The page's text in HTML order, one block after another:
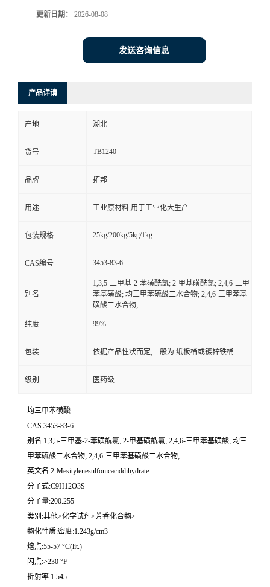
更新日期： 2026-08-08
发送咨询信息
产品详请
产地 湖北
货号 TB1240
品牌 拓邦
用途 工业原材料,用于工业化大生产
包装规格 25kg/200kg/5kg/1kg
CAS编号 3453-83-6
别名
1,3,5-三甲基-2-苯磺酰氯; 2-甲基磺酰氯; 2,4,6-三甲
苯基磺酸; 均三甲苯硫酸二水合物; 2,4,6-三甲苯基
磺酸二水合物;
纯度 99%
包装 依据产品性状而定,一般为:纸板桶或镀锌铁桶
级别 医药级
均三甲苯磺酸
CAS:3453-83-6
别名:1,3,5-三甲基-2-苯磺酰氯; 2-甲基磺酰氯; 2,4,6-三甲苯基磺酸; 均三
甲苯硫酸二水合物; 2,4,6-三甲苯基磺酸二水合物;
英文名:2-Mesitylenesulfonicaciddihydrate
分子式:C9H12O3S
分子量:200.255
类别:其他>化学试剂>芳香化合物>
物化性质:密度:1.243g/cm3
熔点:55-57 °C(lit.)
闪点:>230 °F
折射率:1.545